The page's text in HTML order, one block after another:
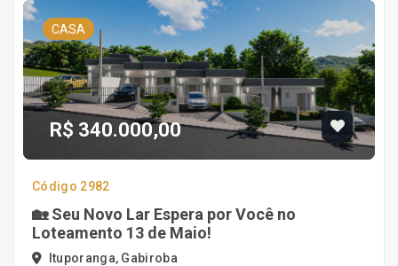
CASA
R$ 340.000,00
Código 2982
🏡 Seu Novo Lar Espera por Você no
Loteamento 13 de Maio!
Ituporanga, Gabiroba